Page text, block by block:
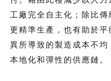
工廠完全自主化；除比傳
更精準生產，也有助於
異所導致的製造成本不
本地化和彈性的供應鏈。